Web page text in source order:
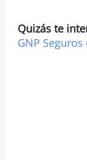
Quizás te
GNP